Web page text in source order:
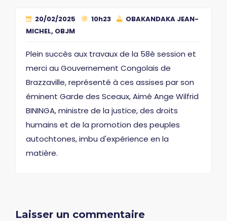
20/02/2025 10h23
OBAKANDAKA JEAN-
MICHEL, OBJM
Plein succès aux travaux de la 58è session et
merci au Gouvernement Congolais de
Brazzaville, représenté à ces assises par son
éminent Garde des Sceaux, Aimé Ange Wilfrid
BININGA, ministre de la justice, des droits
humains et de la promotion des peuples
autochtones, imbu d'expérience en la
matière.
Laisser un commentaire